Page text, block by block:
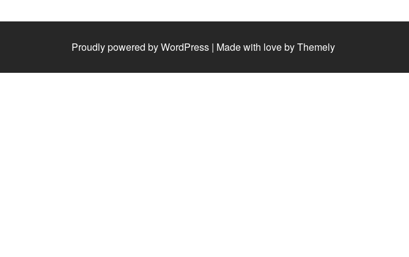
Proudly powered by WordPress | Made with love byThemely